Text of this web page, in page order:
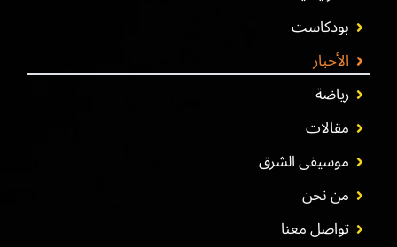
بودكاست
الأخبار
رياضة
مقالات
موسيقى الشرق
من نحن
تواصل معنا